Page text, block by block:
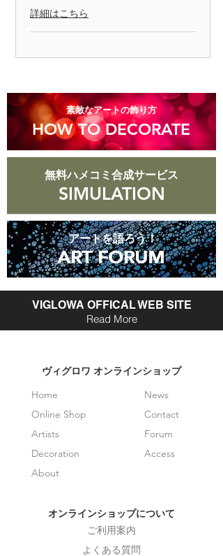
た商品、商品到着後8日以上経過した
商品についての返品はお受けできませ
んのでご了承ください。
詳細はこちら
​素敵なアートの飾り方
HOW TO DECORATE
無料ハメコミ合成サービス
SIMULATION
アートを語ろう！
ART FORUM
ART FORUM
VIGLOWA OFFICAL WEB SITE
Read More
​ヴィグロワ オンラインショップ
Home
Online Shop
Artists
Decoration
About
News
Contact
Forum
Access
オンラインショップについて
ご利用案内
よくある質問